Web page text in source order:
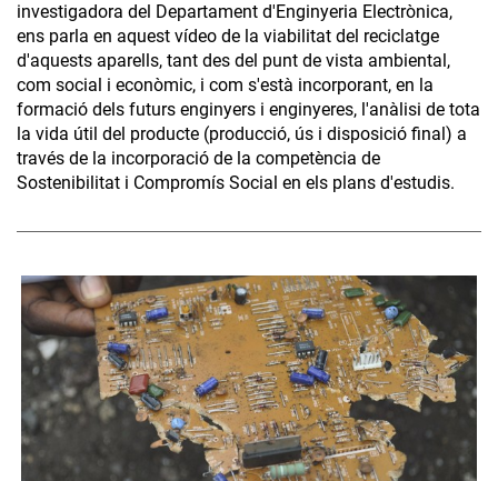
investigadora del Departament d'Enginyeria Electrònica,
ens parla en aquest vídeo de la viabilitat del reciclatge
d'aquests aparells, tant des del punt de vista ambiental,
com social i econòmic, i com s'està incorporant, en la
formació dels futurs enginyers i enginyeres, l'anàlisi de tota
la vida útil del producte (producció, ús i disposició final) a
través de la incorporació de la competència de
Sostenibilitat i Compromís Social en els plans d'estudis.